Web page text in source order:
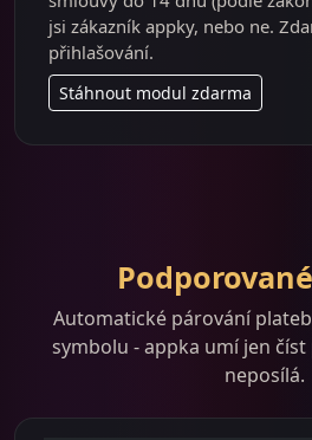
jsi zákazník appky, nebo ne.
přihlašování.
Stáhnout modul zdarma
Automatické párování
symbolu - appka umí jen
neposílá.